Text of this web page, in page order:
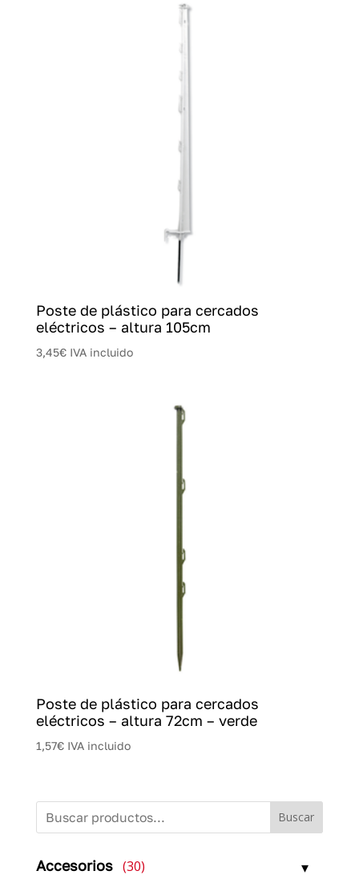
Poste de plástico para cercados
eléctricos – altura 105cm
3,45€ IVA incluido
Poste de plástico para cercados
eléctricos – altura 72cm – verde
1,57€ IVA incluido
Buscar
Accesorios 3030